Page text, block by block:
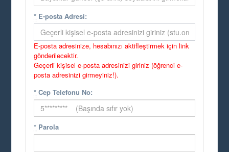
* E-posta Adresi:
E-posta adresinize, hesabınızı aktifleştirmek için link
gönderilecektir.
Geçerli kişisel e-posta adresinizi giriniz (öğrenci e-
posta adresinizi girmeyiniz!).
* Cep Telefonu No:
* Parola